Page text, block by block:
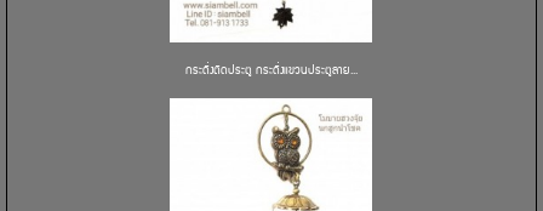
กระดิ่งติดประตู กระดิ่งแขวนประตูลาย...